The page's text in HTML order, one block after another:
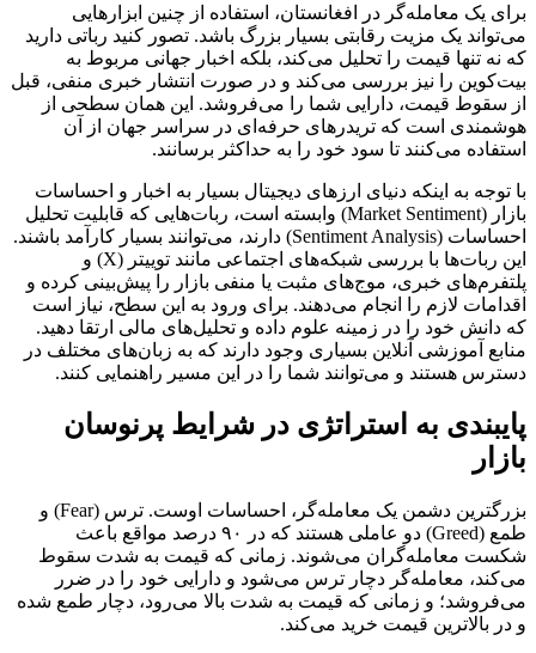
برای یک معامله‌گر در افغانستان، استفاده از چنین ابزارهایی
می‌تواند یک مزیت رقابتی بسیار بزرگ باشد. تصور کنید رباتی دارید
که نه تنها قیمت را تحلیل می‌کند، بلکه اخبار جهانی مربوط به
بیت‌کوین را نیز بررسی می‌کند و در صورت انتشار خبری منفی، قبل
از سقوط قیمت، دارایی شما را می‌فروشد. این همان سطحی از
هوشمندی است که تریدرهای حرفه‌ای در سراسر جهان از آن
استفاده می‌کنند تا سود خود را به حداکثر برسانند.
با توجه به اینکه دنیای ارزهای دیجیتال بسیار به اخبار و احساسات
بازار (Market Sentiment) وابسته است، ربات‌هایی که قابلیت تحلیل
احساسات (Sentiment Analysis) دارند، می‌توانند بسیار کارآمد باشند.
این ربات‌ها با بررسی شبکه‌های اجتماعی مانند توییتر (X) و
پلتفرم‌های خبری، موج‌های مثبت یا منفی بازار را پیش‌بینی کرده و
اقدامات لازم را انجام می‌دهند. برای ورود به این سطح، نیاز است
که دانش خود را در زمینه علوم داده و تحلیل‌های مالی ارتقا دهید.
منابع آموزشی آنلاین بسیاری وجود دارند که به زبان‌های مختلف در
دسترس هستند و می‌توانند شما را در این مسیر راهنمایی کنند.
پایبندی به استراتژی در شرایط پرنوسان
بازار
بزرگترین دشمن یک معامله‌گر، احساسات اوست. ترس (Fear) و
طمع (Greed) دو عاملی هستند که در ۹۰ درصد مواقع باعث
شکست معامله‌گران می‌شوند. زمانی که قیمت به شدت سقوط
می‌کند، معامله‌گر دچار ترس می‌شود و دارایی خود را در ضرر
می‌فروشد؛ و زمانی که قیمت به شدت بالا می‌رود، دچار طمع شده
و در بالاترین قیمت خرید می‌کند.